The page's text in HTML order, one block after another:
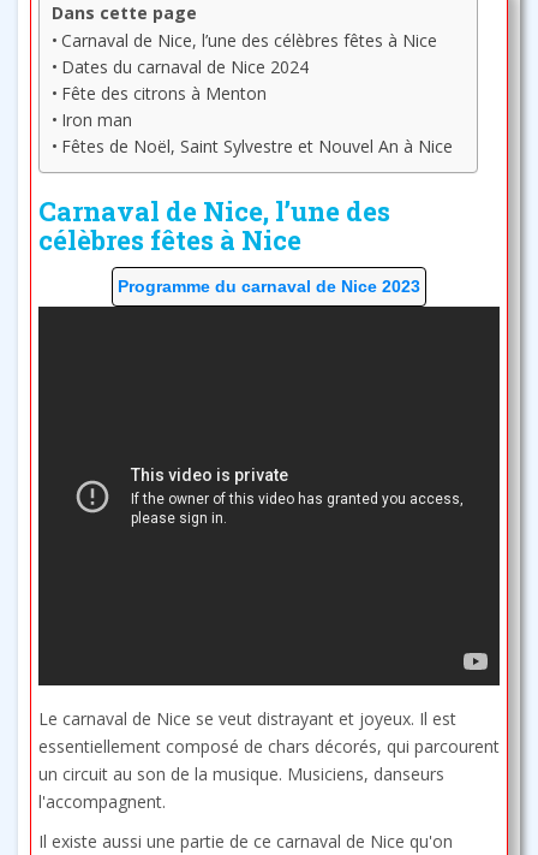
Dans cette page
Carnaval de Nice, l’une des célèbres fêtes à Nice
Dates du carnaval de Nice 2024
Fête des citrons à Menton
Iron man
Fêtes de Noël, Saint Sylvestre et Nouvel An à Nice
Carnaval de Nice, l’une des
célèbres fêtes à Nice
Programme du carnaval de Nice 2023
Le carnaval de Nice se veut distrayant et joyeux. Il est
essentiellement composé de chars décorés, qui parcourent
un circuit au son de la musique. Musiciens, danseurs
l'accompagnent.
Il existe aussi une partie de ce carnaval de Nice qu'on